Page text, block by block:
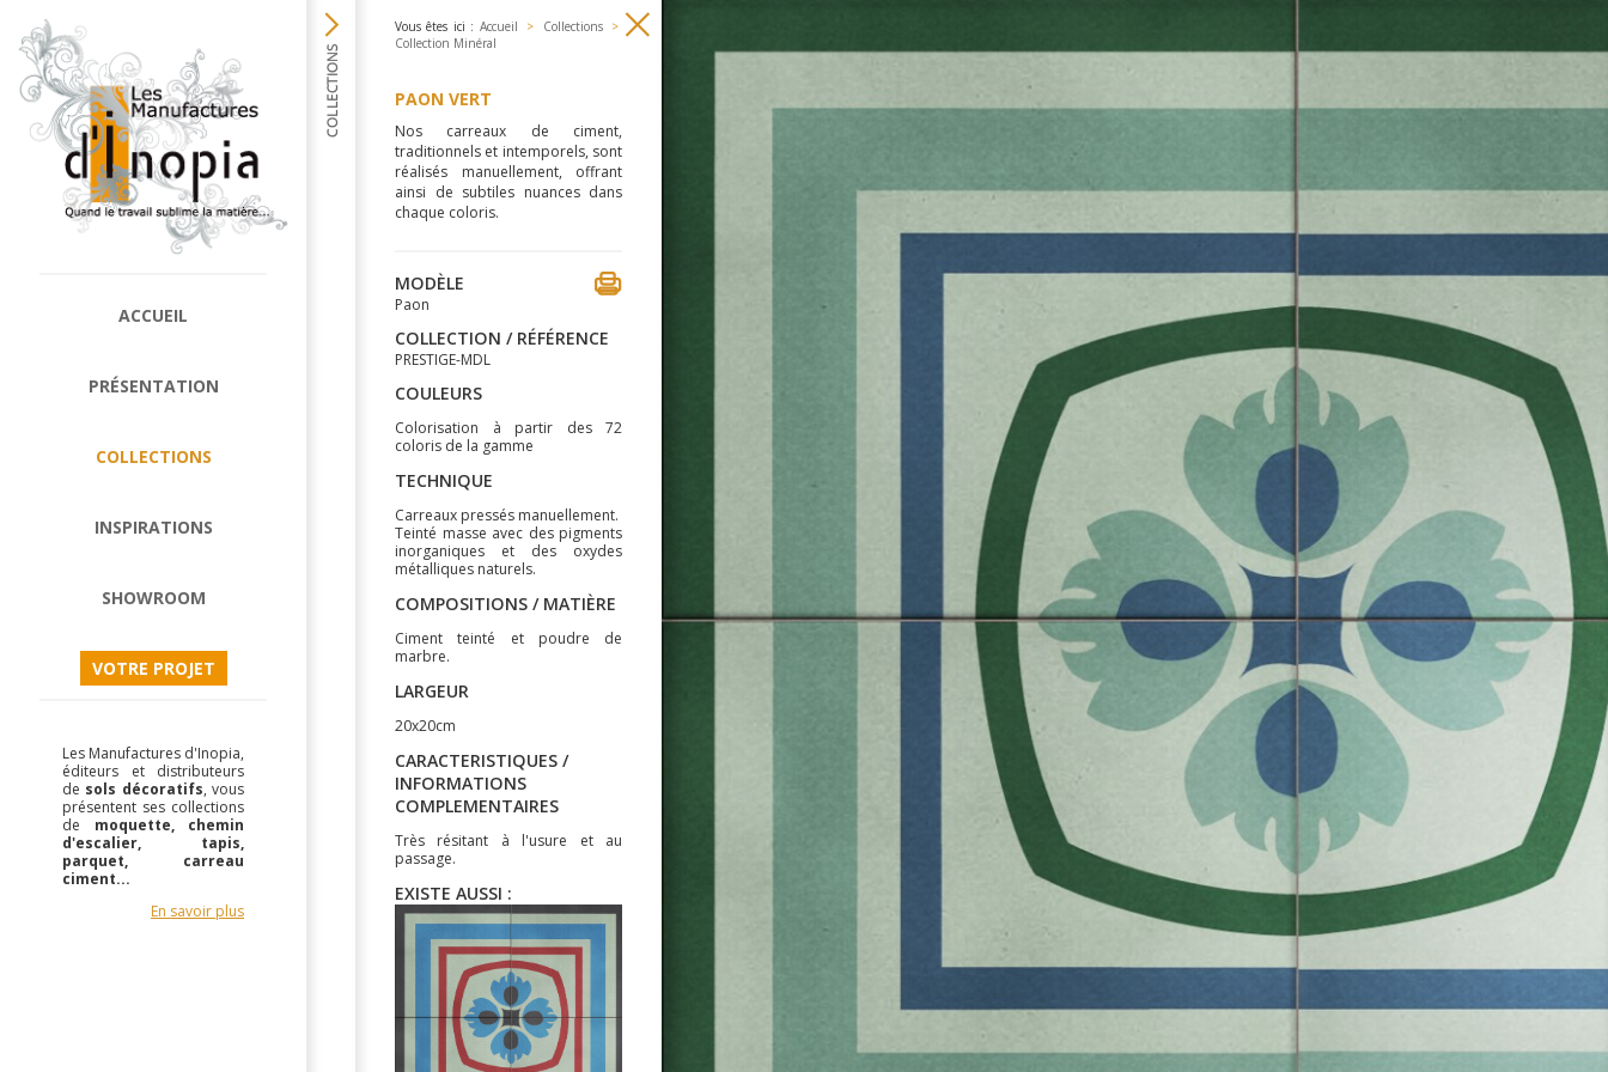
ACCUEIL
PRÉSENTATION
COLLECTIONS
INSPIRATIONS
SHOWROOM
VOTRE PROJET
Les Manufactures d'Inopia,
éditeurs et distributeurs
de sols décoratifs, vous
présentent ses collections
de moquette, chemin
d'escalier, tapis,
parquet, carreau
ciment...
En savoir plus
Vous êtes ici : Accueil > Collections
>
Collection Minéral
PAON VERT
Nos carreaux de ciment,
traditionnels et intemporels, sont
réalisés manuellement, offrant
ainsi de subtiles nuances dans
chaque coloris.
MODÈLE
Paon
COLLECTION / RÉFÉRENCE
PRESTIGE-MDL
COULEURS
Colorisation à partir des 72
coloris de la gamme
TECHNIQUE
Carreaux pressés manuellement.
Teinté masse avec des pigments
inorganiques et des oxydes
métalliques naturels.
COMPOSITIONS / MATIÈRE
Ciment teinté et poudre de
marbre.
LARGEUR
20x20cm
CARACTERISTIQUES /
INFORMATIONS
COMPLEMENTAIRES
Très résitant à l'usure et au
passage.
EXISTE AUSSI :